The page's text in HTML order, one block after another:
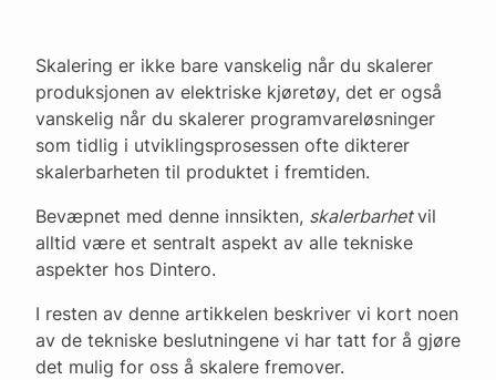
Skalering er ikke bare vanskelig når du skalerer
produksjonen av elektriske kjøretøy, det er også
vanskelig når du skalerer programvareløsninger
som tidlig i utviklingsprosessen ofte dikterer
skalerbarheten til produktet i fremtiden.
Bevæpnet med denne innsikten, skalerbarhetvil
alltid være et sentralt aspekt av alle tekniske
aspekter hos Dintero.
I resten av denne artikkelen beskriver vi kort noen
av de tekniske beslutningene vi har tatt for å gjøre
det mulig for oss å skalere fremover.